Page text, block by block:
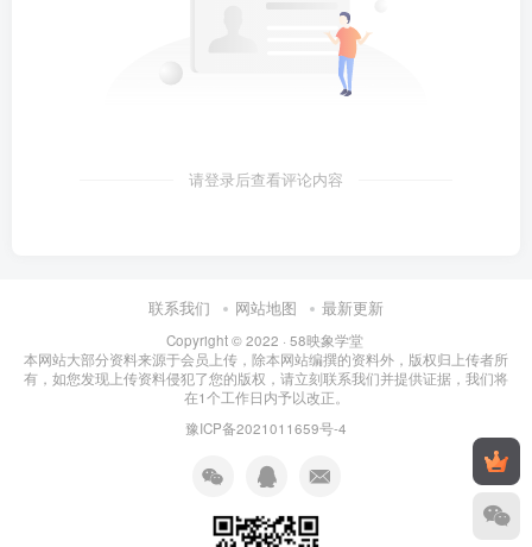
请登录后查看评论内容
联系我们 网站地图 最新更新
Copyright © 2022 · 58映象学堂
本网站大部分资料来源于会员上传，除本网站编撰的资料外，版权归上传者所
有，如您发现上传资料侵犯了您的版权，请立刻联系我们并提供证据，我们将
在1个工作日内予以改正。
豫ICP备2021011659号-4